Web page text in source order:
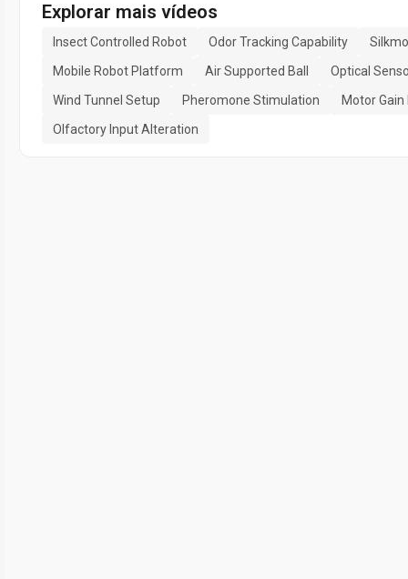
Explorar mais vídeos
Insect Controlled Robot Odor Tracking Capability
Mobile Robot Platform
Air Supported Ball
Optical
Wind Tunnel Setup
Pheromone Stimulation
Motor
Olfactory Input Alteration